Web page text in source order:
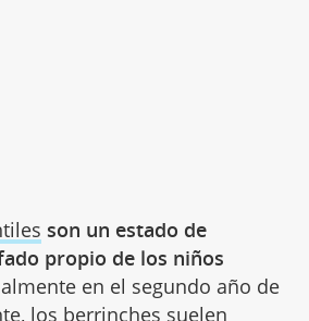
son un estado de
propio de los niños
en el segundo año de
los berrinches suelen